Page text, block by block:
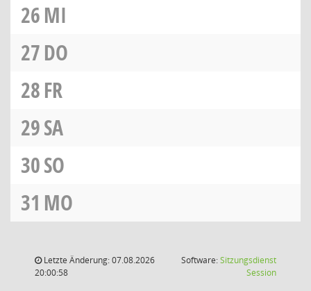
26MI
27DO
28FR
29SA
30SO
31 MO
Letzte Änderung: 07.08.2026
20:00:58
Software:Sitzungsdienst
Session(Wird in